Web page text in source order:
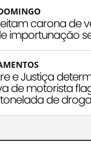
carona de
importunação
e Justiça
de motorista
de